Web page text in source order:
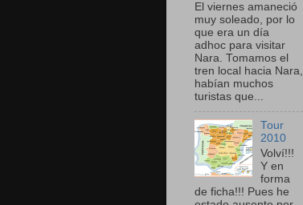
El viernes amaneció
muy soleado, por lo
que era un día
adhoc para visitar
Nara. Tomamos el
tren local hacia Nara,
habían muchos
turistas que...
Tour
2010
Volví!!!
Y en
forma
de ficha!!! Pues he